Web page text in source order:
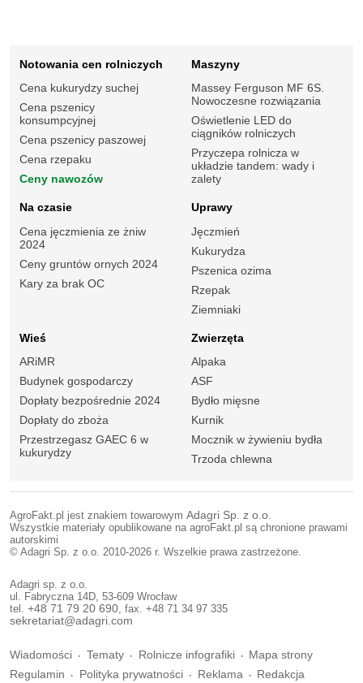
Notowania cen rolniczych
Cena kukurydzy suchej
Cena pszenicy
konsumpcyjnej
Cena pszenicy paszowej
Cena rzepaku
Ceny nawozów
Maszyny
Massey Ferguson MF 6S.
Nowoczesne rozwiązania
Oświetlenie LED do
ciągników rolniczych
Przyczepa rolnicza w
układzie tandem: wady i
zalety
Na czasie
Cena jęczmienia ze żniw
2024
Ceny gruntów ornych 2024
Kary za brak OC
Uprawy
Jęczmień
Kukurydza
Pszenica ozima
Rzepak
Ziemniaki
Wieś
ARiMR
Budynek gospodarczy
Dopłaty bezpośrednie 2024
Dopłaty do zboża
Przestrzegasz GAEC 6 w
kukurydzy
Zwierzęta
Alpaka
ASF
Bydło mięsne
Kurnik
Mocznik w żywieniu bydła
Trzoda chlewna
AgroFakt.pl jest znakiem towarowym Adagri Sp. z o.o.
Wszystkie materiały opublikowane na agroFakt.pl są chronione prawami
autorskimi
© Adagri Sp. z o.o. 2010-2026 r. Wszelkie prawa zastrzeżone.
Adagri sp. z o.o.
ul. Fabryczna 14D, 53-609 Wrocław
tel. +48 71 79 20 690, fax. +48 71 34 97 335
sekretariat@adagri.com
Wiadomości Tematy Rolnicze infografiki
Mapa strony
Regulamin
Polityka prywatności Reklama Redakcja